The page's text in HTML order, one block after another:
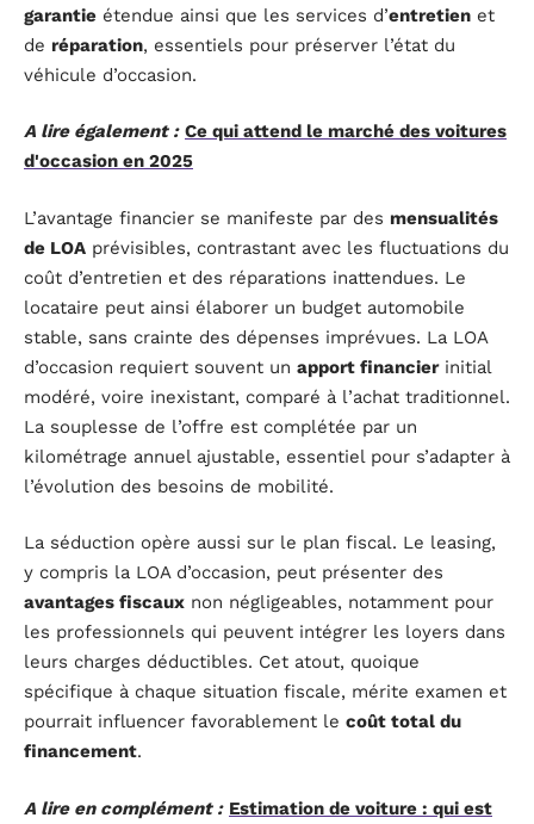
garantie étendue ainsi que les services d’entretien et
de réparation, essentiels pour préserver l’état du
véhicule d’occasion.
A lire également : Ce qui attend le marché des voitures
d'occasion en 2025
L’avantage financier se manifeste par des mensualités
de LOA prévisibles, contrastant avec les fluctuations du
coût d’entretien et des réparations inattendues. Le
locataire peut ainsi élaborer un budget automobile
stable, sans crainte des dépenses imprévues. La LOA
d’occasion requiert souvent un apport financierinitial
modéré, voire inexistant, comparé à l’achat traditionnel.
La souplesse de l’offre est complétée par un
kilométrage annuel ajustable, essentiel pour s’adapter à
l’évolution des besoins de mobilité.
La séduction opère aussi sur le plan fiscal. Le leasing,
y compris la LOA d’occasion, peut présenter des
avantages fiscaux non négligeables, notamment pour
les professionnels qui peuvent intégrer les loyers dans
leurs charges déductibles. Cet atout, quoique
spécifique à chaque situation fiscale, mérite examen et
pourrait influencer favorablement le coût total du
financement.
A lire en complément : Estimation de voiture : qui est